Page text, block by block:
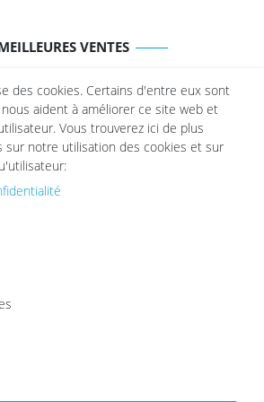
VENTES
Verre
List
e de
sou
des cookies. Certains d'entre eux sont
aident à améliorer ce site web et
Vous trouverez ici de plus
sur notre utilisation des cookies et sur